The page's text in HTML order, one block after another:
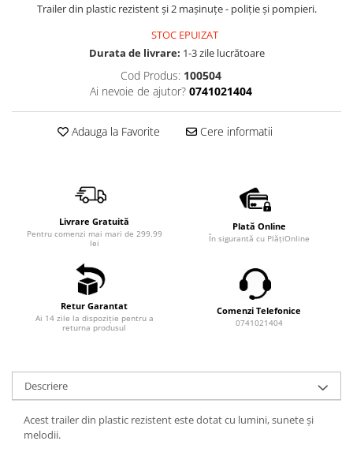
Trailer din plastic rezistent şi 2 maşinuţe - poliţie şi pompieri.
STOC EPUIZAT
Durata de livrare: 1-3 zile lucrătoare
Cod Produs: 100504
Ai nevoie de ajutor? 0741021404
Adauga la Favorite Cere informatii
Livrare Gratuită
Pentru comenzi mai mari de 299.99
lei
Plată Online
În sigurantă cu PlățiOnline
Retur Garantat
Ai 14 zile la dispoziție pentru a
returna produsul
Comenzi Telefonice
0741021404
Descriere
Acest trailer din plastic rezistent este dotat cu lumini, sunete şi
melodii.